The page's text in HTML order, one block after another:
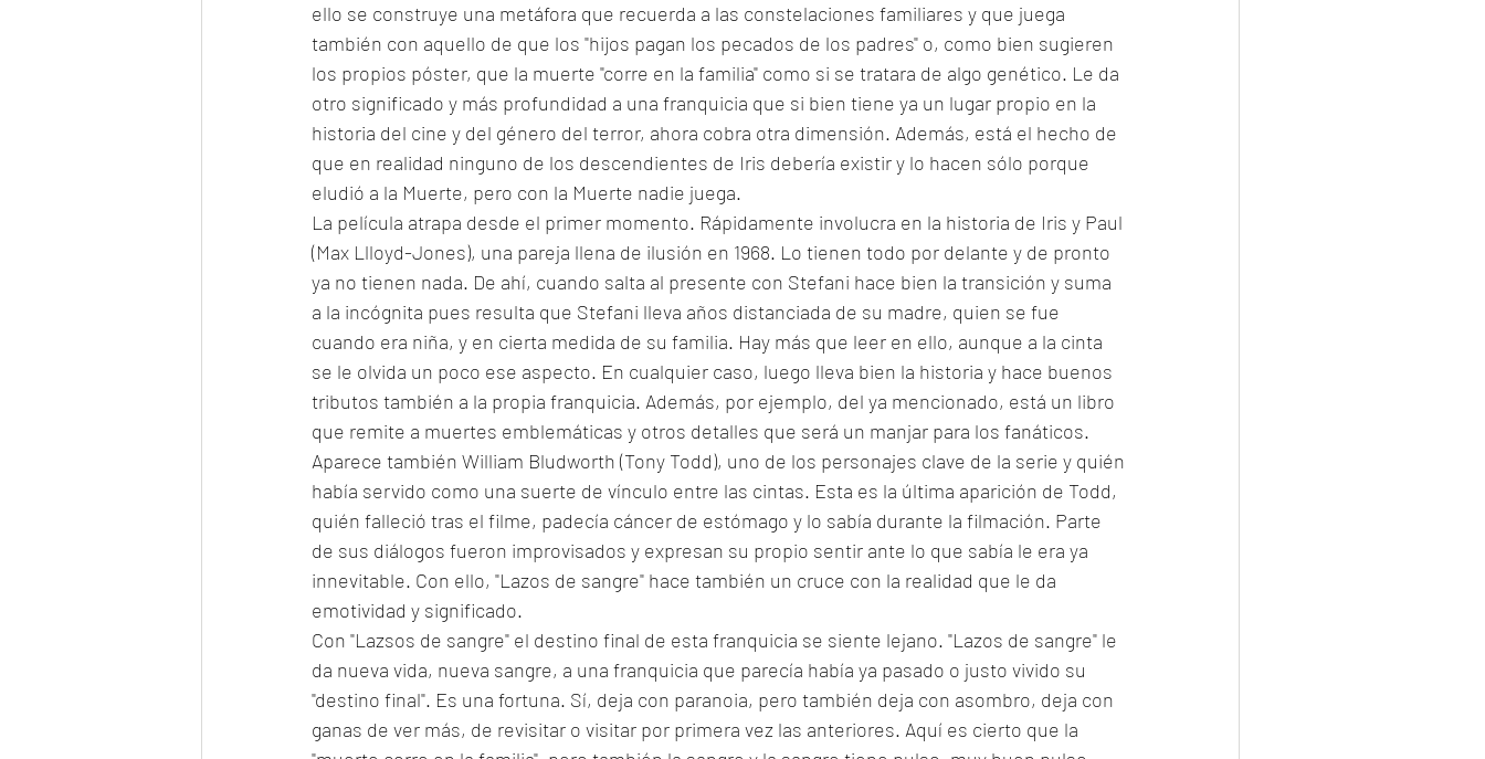
ello se construye una metáfora que recuerda a las constelaciones familiares y que juega
también con aquello de que los "hijos pagan los pecados de los padres" o, como bien sugieren
los propios póster, que la muerte "corre en la familia" como si se tratara de algo genético. Le da
otro significado y más profundidad a una franquicia que si bien tiene ya un lugar propio en la
historia del cine y del género del terror, ahora cobra otra dimensión. Además, está el hecho de
que en realidad ninguno de los descendientes de Iris debería existir y lo hacen sólo porque
eludió a la Muerte, pero con la Muerte nadie juega.
La película atrapa desde el primer momento. Rápidamente involucra en la historia de Iris y Paul
(Max Llloyd-Jones), una pareja llena de ilusión en 1968. Lo tienen todo por delante y de pronto
ya no tienen nada. De ahí, cuando salta al presente con Stefani hace bien la transición y suma
a la incógnita pues resulta que Stefani lleva años distanciada de su madre, quien se fue
cuando era niña, y en cierta medida de su familia. Hay más que leer en ello, aunque a la cinta
se le olvida un poco ese aspecto. En cualquier caso, luego lleva bien la historia y hace buenos
tributos también a la propia franquicia. Además, por ejemplo, del ya mencionado, está un libro
que remite a muertes emblemáticas y otros detalles que será un manjar para los fanáticos.
Aparece también William Bludworth (Tony Todd), uno de los personajes clave de la serie y quién
había servido como una suerte de vínculo entre las cintas. Esta es la última aparición de Todd,
quién falleció tras el filme, padecía cáncer de estómago y lo sabía durante la filmación. Parte
de sus diálogos fueron improvisados y expresan su propio sentir ante lo que sabía le era ya
innevitable. Con ello, "Lazos de sangre" hace también un cruce con la realidad que le da
emotividad y significado.
Con "Lazsos de sangre" el destino final de esta franquicia se siente lejano. "Lazos de sangre" le
da nueva vida, nueva sangre, a una franquicia que parecía había ya pasado o justo vivido su
"destino final". Es una fortuna. Sí, deja con paranoia, pero también deja con asombro, deja con
ganas de ver más, de revisitar o visitar por primera vez las anteriores. Aquí es cierto que la